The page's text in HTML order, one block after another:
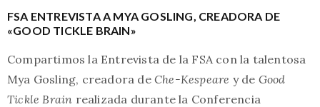
FSA ENTREVISTA A MYA GOSLING, CREADORA DE
«GOOD TICKLE BRAIN»
Compartimos la Entrevista de la FSA con la talentosa
Mya Gosling, creadora deChe-Kespeare y de Good
Tickle Brain realizada durante la Conferencia